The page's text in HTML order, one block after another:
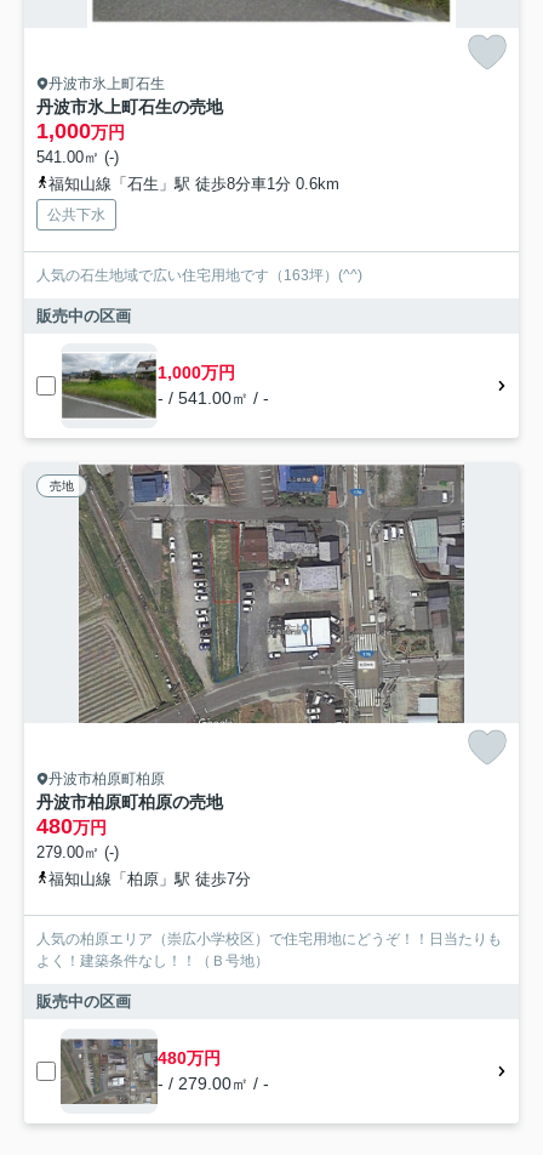
丹波市氷上町石生
丹波市氷上町石生の売地
1,000万円
541.00㎡ (-)
福知山線「石生」駅 徒歩8分車1分 0.6km
公共下水
人気の石生地域で広い住宅用地です（163坪）(^^)
販売中の区画
1,000万円
- / 541.00㎡ / -
売地
丹波市柏原町柏原
丹波市柏原町柏原の売地
480万円
279.00㎡ (-)
福知山線「柏原」駅 徒歩7分
人気の柏原エリア（崇広小学校区）で住宅用地にどうぞ！！日当たりも
よく！建築条件なし！！（Ｂ号地）
販売中の区画
480万円
- / 279.00㎡ / -